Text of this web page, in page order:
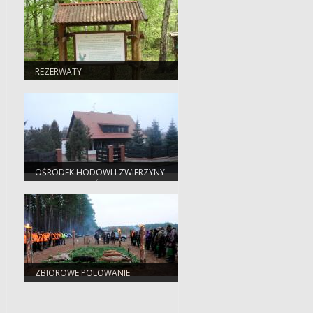
REZERWATY
OŚRODEK HODOWLI ZWIERZYNY
Z KWATERĄ MYŚLIWSKĄ
ZBIOROWE POLOWANIE
SZKOLENIOWE